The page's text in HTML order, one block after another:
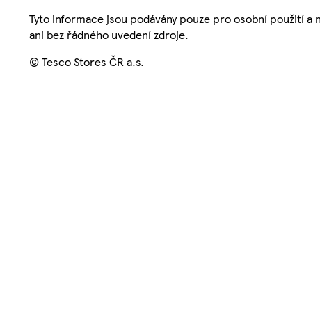
Tyto informace jsou podávány pouze pro osobní použití
ani bez řádného uvedení zdroje.
© Tesco Stores ČR a.s.